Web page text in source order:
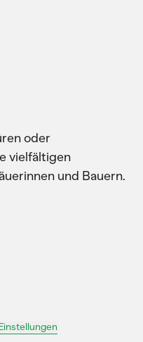
oder
vielfältigen
und Bauern.